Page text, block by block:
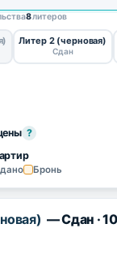
— Сдан ·
8литеров
Литер 2 (черновая)
Сдан
?
Бронь